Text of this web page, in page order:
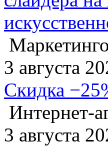
3 августа
Скидка
Интернет-
3 августа